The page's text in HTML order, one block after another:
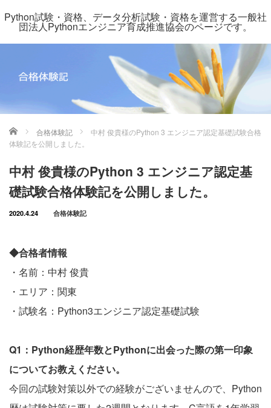
Python試験・資格、データ分析試験・資格を運営する一般社
団法人Pythonエンジニア育成推進協会のページです。
ホーム 合格体験記
中村 俊貴様のPython 3 エンジニア認定基礎試験合格
体験記を公開しました。
中村 俊貴様のPython 3 エンジニア認定基
礎試験合格体験記を公開しました。
2020.4.24 合格体験記
◆合格者情報
・名前：中村 俊貴
・エリア：関東
・試験名：Python3エンジニア認定基礎試験
Q1：Python経歴年数とPythonに出会った際の第一印象
についてお教えください。
今回の試験対策以外での経験がございませんので、Python